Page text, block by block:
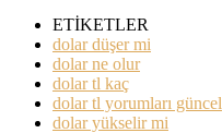
ETİKETLER
dolar düşer mi
dolar ne olur
dolar tl kaç
dolar tl yorumları güncel
dolar yükselir mi